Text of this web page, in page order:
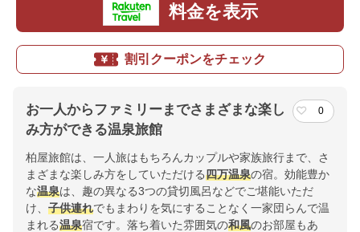
料金を表示
割引クーポンをチェック
お一人からファミリーまでさまざまな楽し
み方ができる温泉旅館
0
柏屋旅館は、一人旅はもちろんカップルや家族旅行まで、さ
まざまな楽しみ方をしていただける四万温泉の宿。効能豊か
な温泉は、趣の異なる3つの貸切風呂などでご堪能いただ
け、 子供連れでもまわりを気にすることなく一家団らんで温
まれる温泉宿です。落ち着いた雰囲気の和風のお部屋もあ